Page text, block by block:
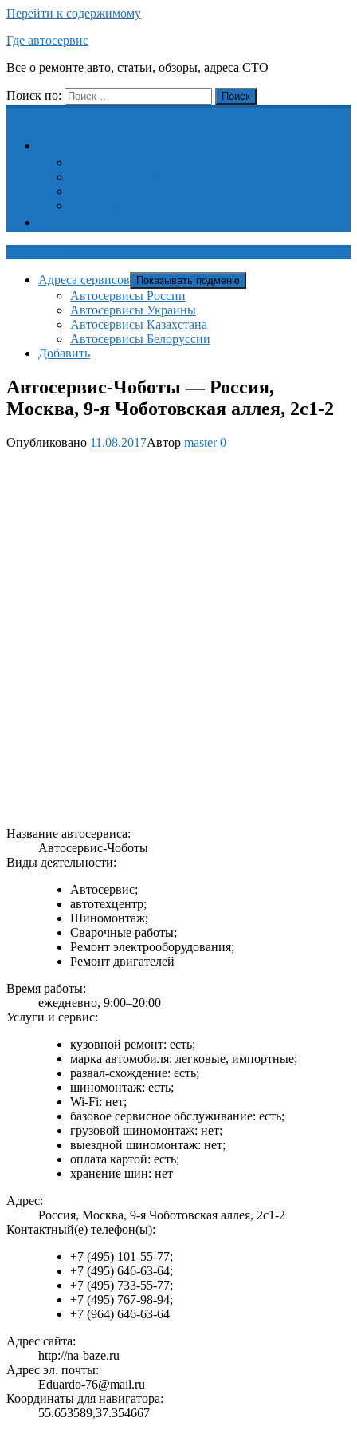
Перейти к содержимому
Где автосервис
Все о ремонте авто, статьи, обзоры, адреса СТО
Поиск по: Поиск
Адреса сервисов Показывать подменю
Автосервисы России
Автосервисы Украины
Автосервисы Казахстана
Автосервисы Белоруссии
Добавить
Автосервис-Чоботы — Россия,
Москва, 9-я Чоботовская аллея, 2с1-2
Опубликовано 11.08.2017Автор master0
Название автосервиса:
Автосервис-Чоботы
Виды деятельности:
Автосервис;
автотехцентр;
Шиномонтаж;
Сварочные работы;
Ремонт электрооборудования;
Ремонт двигателей
Время работы:
ежедневно, 9:00–20:00
Услуги и сервис:
кузовной ремонт: есть;
марка автомобиля: легковые, импортные;
развал-схождение: есть;
шиномонтаж: есть;
Wi-Fi: нет;
базовое сервисное обслуживание: есть;
грузовой шиномонтаж: нет;
выездной шиномонтаж: нет;
оплата картой: есть;
хранение шин: нет
Адрес:
Россия, Москва, 9-я Чоботовская аллея, 2с1-2
Контактный(е) телефон(ы):
+7 (495) 101-55-77;
+7 (495) 646-63-64;
+7 (495) 733-55-77;
+7 (495) 767-98-94;
+7 (964) 646-63-64
Адрес сайта:
http://na-baze.ru
Адрес эл. почты:
Eduardo-76@mail.ru
Координаты для навигатора:
55.653589,37.354667